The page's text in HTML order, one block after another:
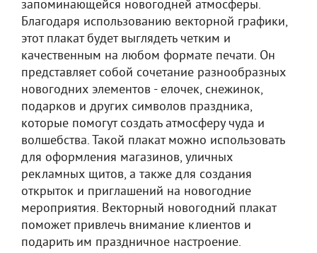
запоминающейся новогодней атмосферы.
Благодаря использованию векторной графики,
этот плакат будет выглядеть четким и
качественным на любом формате печати. Он
представляет собой сочетание разнообразных
новогодних элементов - елочек, снежинок,
подарков и других символов праздника,
которые помогут создать атмосферу чуда и
волшебства. Такой плакат можно использовать
для оформления магазинов, уличных
рекламных щитов, а также для создания
открыток и приглашений на новогодние
мероприятия. Векторный новогодний плакат
поможет привлечь внимание клиентов и
подарить им праздничное настроение.